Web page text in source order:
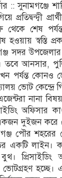
:: সুনামগঞ্জে
প্রতিদ্বন্দ্বী
থেকে শেষ
হওয়ায় স্বস্তি
সদর উপজেলার
তবে আনসার,
পর্যন্ত কোনও
ভোট
নানা
দুইজন করে
পৌর শহরের
একটি লাইন।
বুথ।
ভোটগ্রহণ